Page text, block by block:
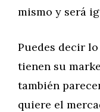
mismo y será
Puedes decir
tienen su
también
quiere el